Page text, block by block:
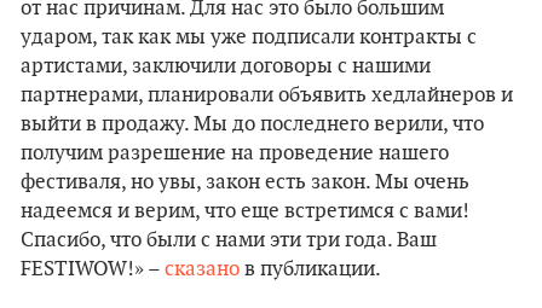
от нас причинам. Для нас это было большим
ударом, так как мы уже подписали контракты с
артистами, заключили договоры с нашими
партнерами, планировали объявить хедлайнеров и
выйти в продажу. Мы до последнего верили, что
получим разрешение на проведение нашего
фестиваля, но увы, закон есть закон. Мы очень
надеемся и верим, что еще встретимся с вами!
Спасибо, что были с нами эти три года. Ваш
FESTIWOW!» – сказано в публикации.